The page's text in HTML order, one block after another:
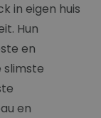
in eigen huis
Hun
en
slimste
en